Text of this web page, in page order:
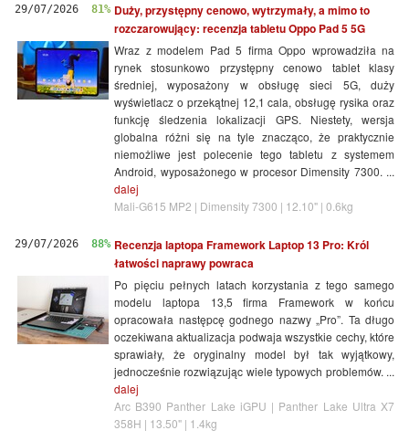
29/07/2026 81% Duży, przystępny cenowo, wytrzymały, a mimo to
rozczarowujący: recenzja tabletu Oppo Pad 5 5G
Wraz z modelem Pad 5 firma Oppo wprowadziła na
rynek stosunkowo przystępny cenowo tablet klasy
średniej, wyposażony w obsługę sieci 5G, duży
wyświetlacz o przekątnej 12,1 cala, obsługę rysika oraz
funkcję śledzenia lokalizacji GPS. Niestety, wersja
globalna różni się na tyle znacząco, że praktycznie
niemożliwe jest polecenie tego tabletu z systemem
Android, wyposażonego w procesor Dimensity 7300. ...
dalej
Mali-G615 MP2 | Dimensity 7300 | 12.10" | 0.6kg
29/07/2026 88% Recenzja laptopa Framework Laptop 13 Pro: Król
łatwości naprawy powraca
Po pięciu pełnych latach korzystania z tego samego
modelu laptopa 13,5 firma Framework w końcu
opracowała następcę godnego nazwy „Pro”. Ta długo
oczekiwana aktualizacja podwaja wszystkie cechy, które
sprawiały, że oryginalny model był tak wyjątkowy,
jednocześnie rozwiązując wiele typowych problemów. ...
dalej
Arc B390 Panther Lake iGPU | Panther Lake Ultra X7
358H | 13.50" | 1.4kg